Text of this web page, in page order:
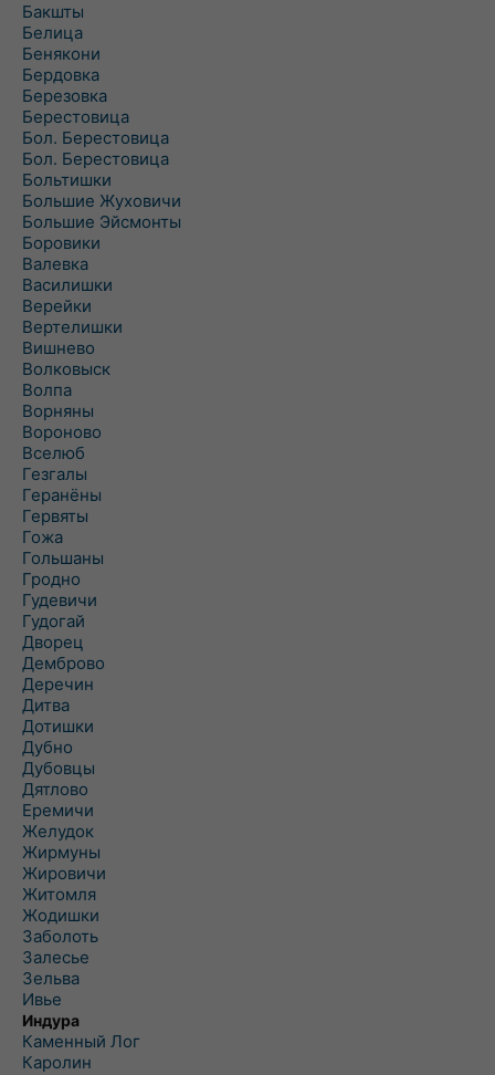
Бакшты
Белица
Бенякони
Бердовка
Березовка
Берестовица
Бол. Берестовица
Бол. Берестовица
Больтишки
Большие Жуховичи
Большие Эйсмонты
Боровики
Валевка
Василишки
Верейки
Вертелишки
Вишнево
Волковыск
Волпа
Ворняны
Вороново
Вселюб
Гезгалы
Геранёны
Гервяты
Гожа
Гольшаны
Гродно
Гудевичи
Гудогай
Дворец
Демброво
Деречин
Дитва
Дотишки
Дубно
Дубовцы
Дятлово
Еремичи
Желудок
Жирмуны
Жировичи
Житомля
Жодишки
Заболоть
Залесье
Зельва
Ивье
Индура
Каменный Лог
Каролин